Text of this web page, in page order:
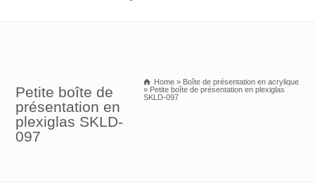
Petite boîte de
présentation en
plexiglas SKLD-
097
Home » Boîte de présentation en acrylique
» Petite boîte de présentation en plexiglas
SKLD-097